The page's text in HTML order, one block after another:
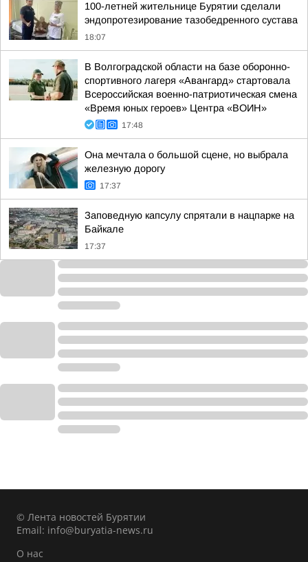
100-летней жительнице Бурятии сделали
эндопротезирование тазобедренного сустава
18:07
В Волгоградской области на базе оборонно-
спортивного лагеря «Авангард» стартовала
Всероссийская военно-патриотическая смена
«Время юных героев» Центра «ВОИН»
17:48
Она мечтала о большой сцене, но выбрала
железную дорогу
17:37
Заповедную капсулу спрятали в нацпарке на
Байкале
17:37
© Лента новостей Бурятии
Email: info@buryatia-news.ru
О нас